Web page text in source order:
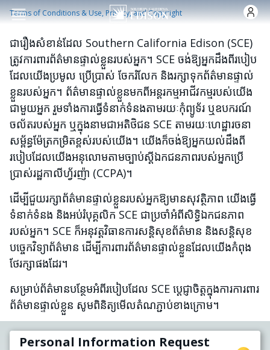
Skip to main content
Terms of Conditions & Use, Privacy, and Copyright
ជារឿងសំខាន់ដែល Southern California Edison (SCE)
ត្រូវការពារព័ត៌មានផ្ទាល់ខ្លួនរបស់អ្នក។ SCE ចង់ឱ្យអ្នកដឹងពីរបៀប
ដែលយើងប្រមូល ប្រើប្រាស់ ចែករំលែក និងរក្សាទុកព័ត៌មានផ្ទាល់
ខ្លួនរបស់អ្នក។ ព័ត៌មានផ្ទាល់ខ្លួនមកពីអន្តរកម្មអាជីវកម្មរបស់យើង
ជាមួយអ្នក រួមទាំងការធ្វើទំនាក់ទំនងតាមរយៈកុំព្យូទ័រ ឬឧបករណ៍
ចល័តរបស់អ្នក ឬក្នុងនាមជាអតិថិជន SCE តាមរយៈហេដ្ឋារចនា
សម្ព័ន្ធម៉ែត្រកម្រិតខ្ពស់របស់យើង។ យើងក៏ចង់ឱ្យអ្នកយល់ដឹងពី
របៀបដែលយើងអនុលោមតាមច្បាប់ស្តីឯកជនភាពរបស់អ្នកប្រើ
ប្រាស់រដ្ឋកាលីហ្វ័រញ៉ា (CCPA)។
ដើម្បីជួយរក្សាព័ត៌មានផ្ទាល់ខ្លួនរបស់អ្នកឱ្យមានសុវត្ថិភាព យើងធ្វើ
ទំនាក់ទំនង និងអប់រំបុគ្គលិក SCE ជាប្រចាំអំពីសិទ្ធិឯកជនភាព
របស់អ្នក។ SCE ក៏អនុវត្តវិធានការសន្តិសុខព័ត៌មាន និងសន្តិសុខ
បច្ចេកវិទ្យាព័ត៌មាន ដើម្បីការពារព័ត៌មានផ្ទាល់ខ្លួនដែលយើងកំពុង
ថែរក្សាផងដែរ។
សម្រាប់ព័ត៌មានបន្ថែមអំពីរបៀបដែល SCE ប្តេជ្ញាចិត្តក្នុងការការពារ
ព័ត៌មានផ្ទាល់ខ្លួន សូមពិនិត្យមើលតំណភ្ជាប់ខាងក្រោម។
Personal Information Request